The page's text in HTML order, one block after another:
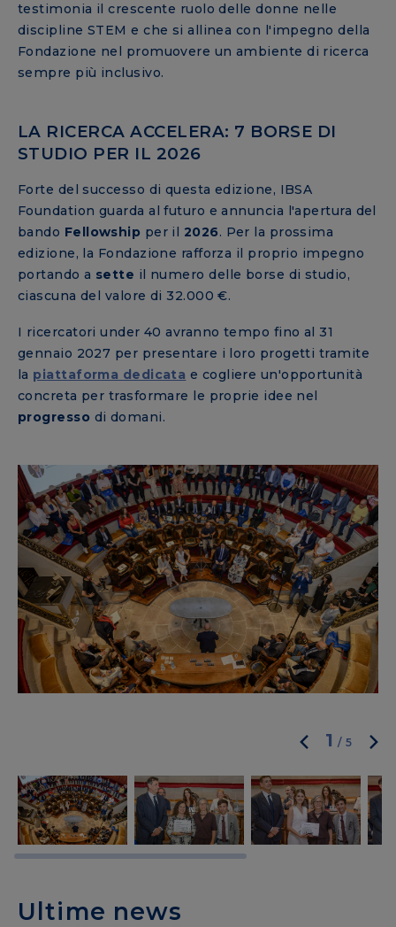
testimonia il crescente ruolo delle donne nelle
discipline STEM e che si allinea con l'impegno della
Fondazione nel promuovere un ambiente di ricerca
sempre più inclusivo.
LA RICERCA ACCELERA: 7 BORSE DI
STUDIO PER IL 2026
Forte del successo di questa edizione, IBSA
Foundation guarda al futuro e annuncia l'apertura del
bando Fellowship per il 2026. Per la prossima
edizione, la Fondazione rafforza il proprio impegno
portando a sette il numero delle borse di studio,
ciascuna del valore di 32.000 €.
I ricercatori under 40 avranno tempo fino al 31
gennaio 2027 per presentare i loro progetti tramite
la piattaforma dedicata e cogliere un'opportunità
concreta per trasformare le proprie idee nel
progresso di domani.
1 /5
Ultime news